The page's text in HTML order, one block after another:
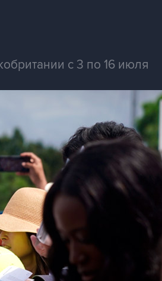
с 3 по 16 июля